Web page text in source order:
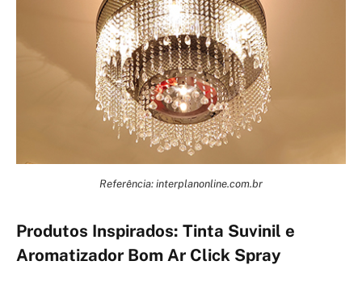
Referência: interplanonline.com.br
Produtos Inspirados: Tinta Suvinil e
Aromatizador Bom Ar Click Spray